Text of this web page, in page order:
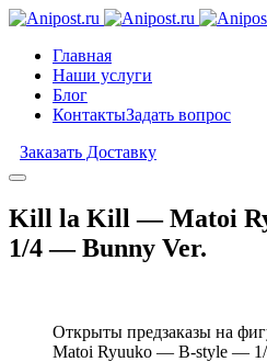
Главная
Наши услуги
Блог
КонтактыЗадать вопрос
Заказать Доставку
Kill la Kill — Matoi
1/4 — Bunny Ver.
Открыты предзаказы на
Matoi Ryuuko — B-style —